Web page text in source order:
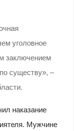
уголовное
заключением
существу», –
наказание
Мужчине